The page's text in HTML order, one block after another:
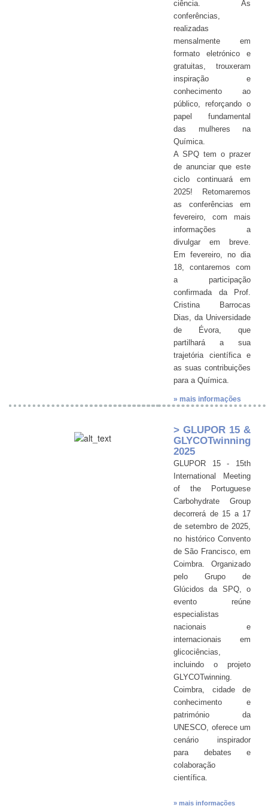
ciência. As
conferências,
realizadas
mensalmente em
formato eletrónico e
gratuitas, trouxeram
inspiração e
conhecimento ao
público, reforçando o
papel fundamental
das mulheres na
Química.
A SPQ tem o prazer
de anunciar que este
ciclo continuará em
2025! Retomaremos
as conferências em
fevereiro, com mais
informações a
divulgar em breve.
Em fevereiro, no dia
18, contaremos com
a participação
confirmada da Prof.
Cristina Barrocas
Dias, da Universidade
de Évora, que
partilhará a sua
trajetória científica e
as suas contribuições
para a Química.
» mais informações
> GLUPOR 15 &
GLYCOTwinning
2025
GLUPOR 15 - 15th
International Meeting
of the Portuguese
Carbohydrate Group
decorrerá de 15 a 17
de setembro de 2025,
no histórico Convento
de São Francisco, em
Coimbra. Organizado
pelo Grupo de
Glúcidos da SPQ, o
evento reúne
especialistas
nacionais e
internacionais em
glicociências,
incluindo o projeto
GLYCOTwinning.
Coimbra, cidade de
conhecimento e
património da
UNESCO, oferece um
cenário inspirador
para debates e
colaboração
científica.
» mais informações